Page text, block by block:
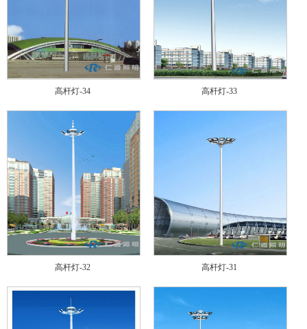
高杆灯-34 高杆灯-33
高杆灯-32 高杆灯-31